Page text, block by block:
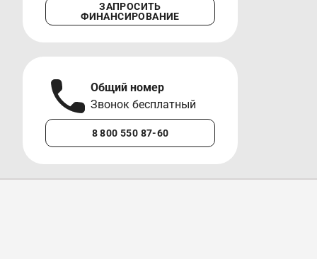
ЗАПРОСИТЬ
ФИНАНСИРОВАНИЕ
Общий номер
Звонок бесплатный
8 800 550 87-60